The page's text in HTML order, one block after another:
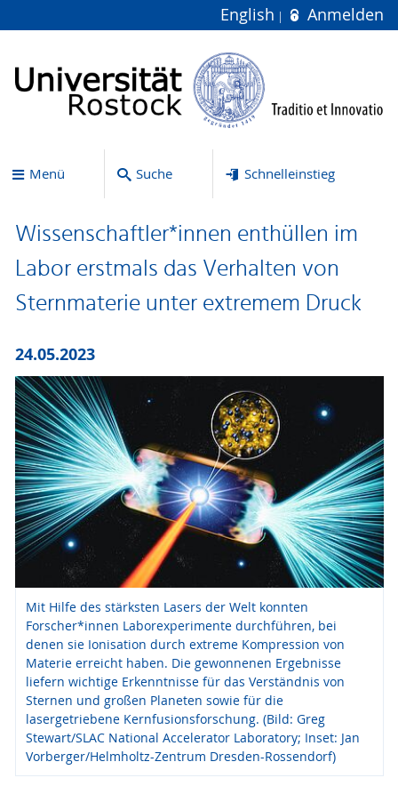
English Anmelden
Menü Suche Schnelleinstieg
Wissenschaftler*innen enthüllen im
Labor erstmals das Verhalten von
Sternmaterie unter extremem Druck
24.05.2023
Mit Hilfe des stärksten Lasers der Welt konnten
Forscher*innen Laborexperimente durchführen, bei
denen sie Ionisation durch extreme Kompression von
Materie erreicht haben. Die gewonnenen Ergebnisse
liefern wichtige Erkenntnisse für das Verständnis von
Sternen und großen Planeten sowie für die
lasergetriebene Kernfusionsforschung. (Bild: Greg
Stewart/SLAC National Accelerator Laboratory; Inset: Jan
Vorberger/Helmholtz-Zentrum Dresden-Rossendorf)